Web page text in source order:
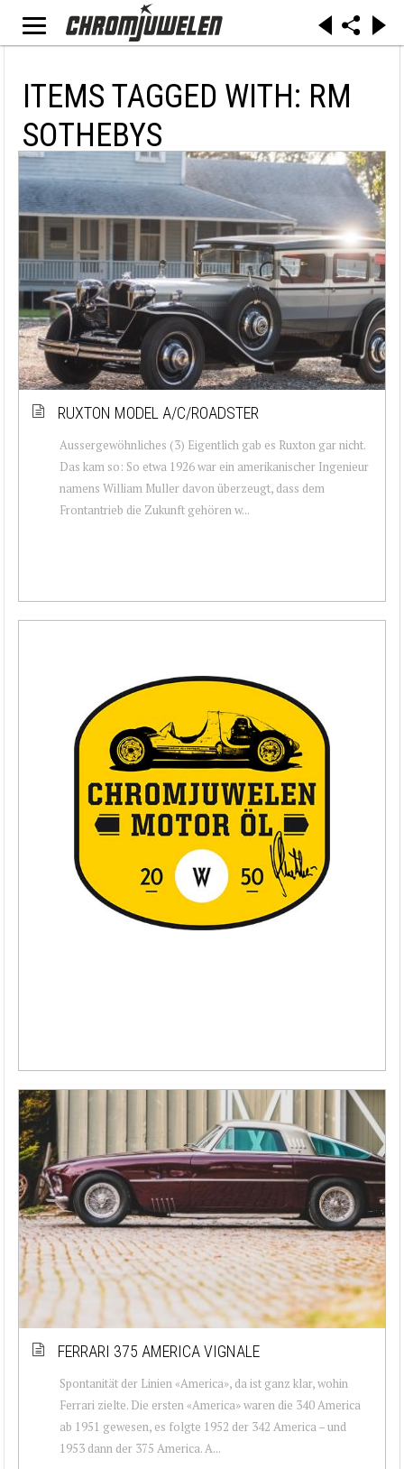
ITEMS TAGGED WITH: RM
SOTHEBYS
RUXTON MODEL A/C/ROADSTER
Aussergewöhnliches (3) Eigentlich gab es Ruxton gar nicht.
Das kam so: So etwa 1926 war ein amerikanischer Ingenieur
namens William Muller davon überzeugt, dass dem
Frontantrieb die Zukunft gehören w...
FERRARI 375 AMERICA VIGNALE
Spontanität der Linien «America», da ist ganz klar, wohin
Ferrari zielte. Die ersten «America» waren die 340 America
ab 1951 gewesen, es folgte 1952 der 342 America – und
1953 dann der 375 America. A...